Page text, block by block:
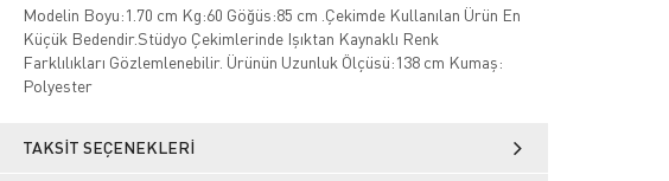
Modelin Boyu:1.70 cm Kg:60 Göğüs:85 cm .Çekimde Kullanılan Ürün En
Küçük Bedendir.Stüdyo Çekimlerinde Işıktan Kaynaklı Renk
Farklılıkları Gözlemlenebilir. Ürünün Uzunluk Ölçüsü:138 cm Kumaş:
Polyester
TAKSIT SEÇENEKLERI